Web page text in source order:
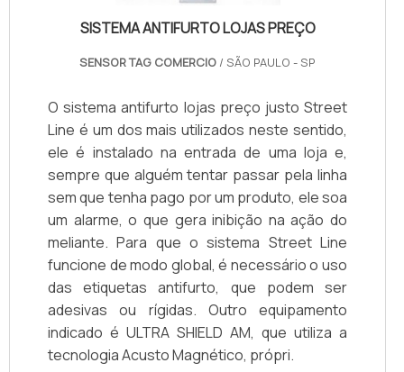
SISTEMA ANTIFURTO LOJAS PREÇO
SENSOR TAG COMERCIO / SÃO PAULO - SP
O sistema antifurto lojas preço justo Street
Line é um dos mais utilizados neste sentido,
ele é instalado na entrada de uma loja e,
sempre que alguém tentar passar pela linha
sem que tenha pago por um produto, ele soa
um alarme, o que gera inibição na ação do
meliante. Para que o sistema Street Line
funcione de modo global, é necessário o uso
das etiquetas antifurto, que podem ser
adesivas ou rígidas. Outro equipamento
indicado é ULTRA SHIELD AM, que utiliza a
tecnologia Acusto Magnético, própri.